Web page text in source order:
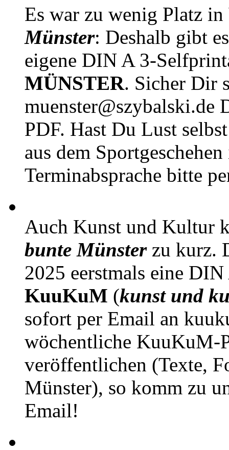
Es war zu wenig Platz in
Münster: Deshalb gibt
eigene DIN A 3-
MÜNSTER. Sicher Dir
muenster@szybalski.de
PDF. Hast Du Lust
aus dem
Terminabsprache bitte
Auch Kunst und Kultur
bunte Münsterzu kurz.
2025 eerstmals eine
KuuKuM (kunst und
sofort per Email an
wöchentliche KuuKuM-
veröffentlichen (Texte,
Münster), so komm zu
Email!